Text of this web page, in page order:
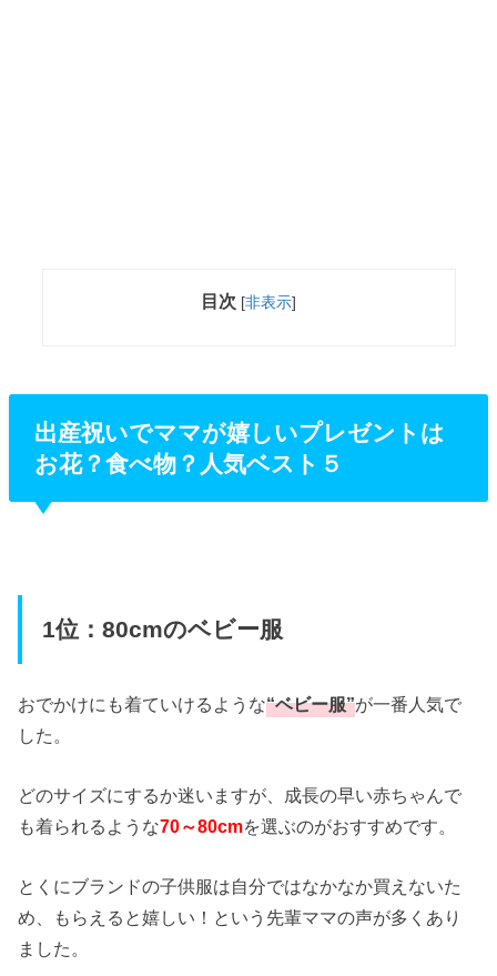
目次 [非表示]
出産祝いでママが嬉しいプレゼントは
お花？食べ物？人気ベスト５
1位：80cmのベビー服
おでかけにも着ていけるような“ベビー服”が一番人気で
した。
どのサイズにするか迷いますが、成長の早い赤ちゃんで
も着られるような70～80cmを選ぶのがおすすめです。
とくにブランドの子供服は自分ではなかなか買えないた
め、もらえると嬉しい！という先輩ママの声が多くあり
ました。